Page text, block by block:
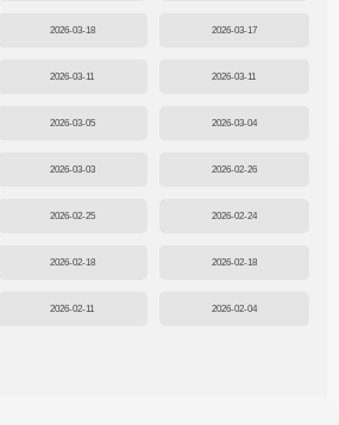
2026-03-18 2026-03-17
2026-03-11 2026-03-11
2026-03-05 2026-03-04
2026-03-03 2026-02-26
2026-02-25 2026-02-24
2026-02-18 2026-02-18
2026-02-11 2026-02-04